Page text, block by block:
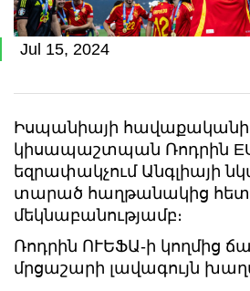
Jul 15, 2024
Իսպանիայի հավաքականի
կիսապաշտպան Ռոդրին
եզրափակչում Անգլիայի
տարած հաղթանակից հետո
մեկնաբանությամբ։
Ռոդրին ՈՒԵՖԱ-ի կողմից
մրցաշարի լավագույն